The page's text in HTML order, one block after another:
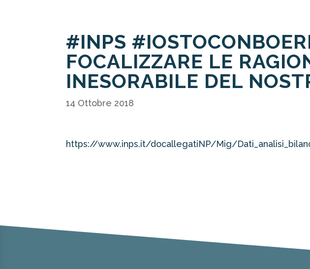
#INPS
FOCALIZZARE LE
INESORABILE DEL
14 Ottobre 2018
https://www.inps.it/docallegatiNP/Mig/